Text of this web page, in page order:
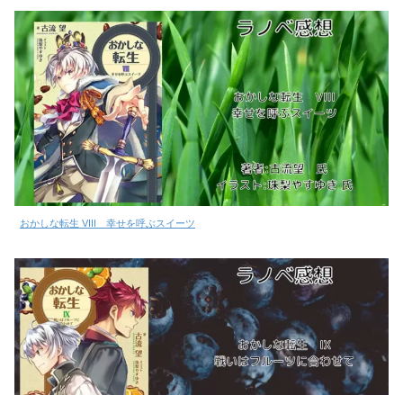
おかしな転生 VIII 幸せを呼ぶスイーツ